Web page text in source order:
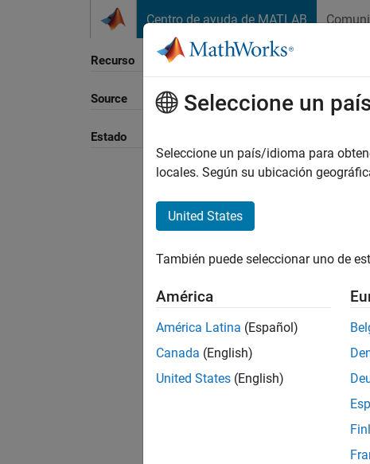
Centro de ayuda de MATLAB
Recurso
Source
Estado
Ordenar
Seleccione un
Seleccione un país/idioma para
locales. Según su ubicación
United States
También puede seleccionar uno de
América
América Latina (Español)
Canada (English)
United States (English)